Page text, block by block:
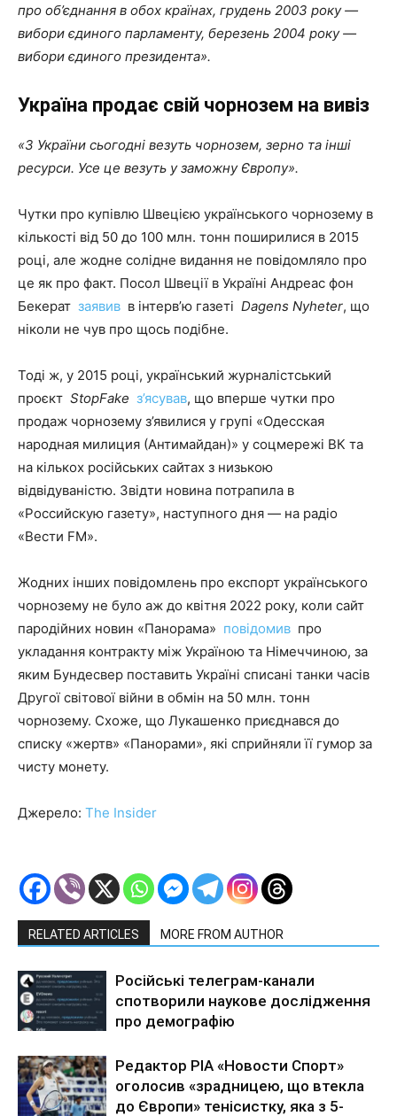
про об’єднання в обох країнах, грудень 2003 року —
вибори єдиного парламенту, березень 2004 року —
вибори єдиного президента».
Україна продає свій чорнозем на вивіз
«З України сьогодні везуть чорнозем, зерно та інші
ресурси. Усе це везуть узаможнуЄвропу».
Чутки про купівлю Швецією українського чорнозему в
кількості від 50 до 100 млн. тонн поширилися в 2015
році, але жодне солідне видання не повідомляло про
це як про факт. Посол Швеції в Україні Андреас фон
Бекерат заявив в інтерв’ю газеті Dagens Nyheter, що
ніколи не чув про щось подібне.
Тоді ж, у 2015 році, український журналістський
проєкт StopFake з’ясував, що вперше чутки про
продаж чорнозему з’явилися у групі «Одесская
народная милиция (Антимайдан)» у соцмережі ВК та
на кількох російських сайтах з низькою
відвідуваністю. Звідти новина потрапила в
«Российскую газету», наступного дня — на радіо
«Вести FM».
Жодних інших повідомлень про експорт українського
чорнозему не було аж до квітня 2022 року, коли сайт
пародійних новин «Панорама» повідомив про
укладання контракту між Україною та Німеччиною, за
яким Бундесвер поставить Україні списані танки часів
Другої світової війни в обмін на 50 млн. тонн
чорнозему. Схоже, що Лукашенко приєднався до
списку «жертв» «Панорами», які сприйняли її гумор за
чисту монету.
Джерело: The Insider
RELATED ARTICLES MORE FROM AUTHOR
Російські телеграм-канали
спотворили наукове дослідження
про демографію
Редактор РІА «Новости Спорт»
оголосив «зрадницею, що втекла
до Європи» тенісистку, яка з 5-